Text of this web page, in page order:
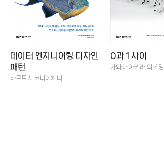
데이터 엔지니어링 디자인
패턴
바르토시 코니에치니
0과 1 사이
가와타 아키라 외 4명